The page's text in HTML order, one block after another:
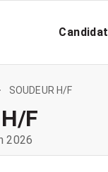
Candidat
SOUDEUR H/F
F
2026